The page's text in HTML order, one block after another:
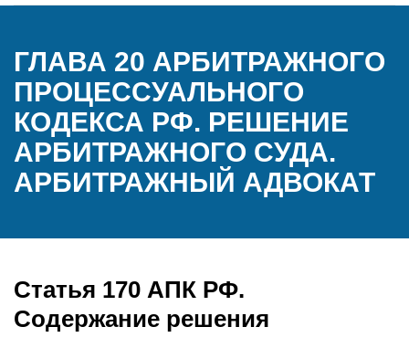
ГЛАВА 20 АРБИТРАЖНОГО
ПРОЦЕССУАЛЬНОГО
КОДЕКСА РФ. РЕШЕНИЕ
АРБИТРАЖНОГО СУДА.
АРБИТРАЖНЫЙ АДВОКАТ
Статья 170 АПК РФ.
Содержание решения